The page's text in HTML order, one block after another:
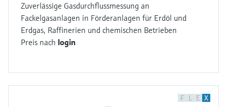
Zuverlässige Gasdurchflussmessung an
Fackelgasanlagen in Förderanlagen für Erdöl und
Erdgas, Raffinerien und chemischen Betrieben
Preis nach login
F L E X